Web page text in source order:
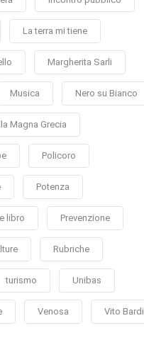
La terra mi tiene
Margherita Sarli
Musica Nero su Bianco
Magna Grecia
Policoro
Potenza
libro Prevenzione
Rubriche
turismo Unibas
Venosa Vito Bardi